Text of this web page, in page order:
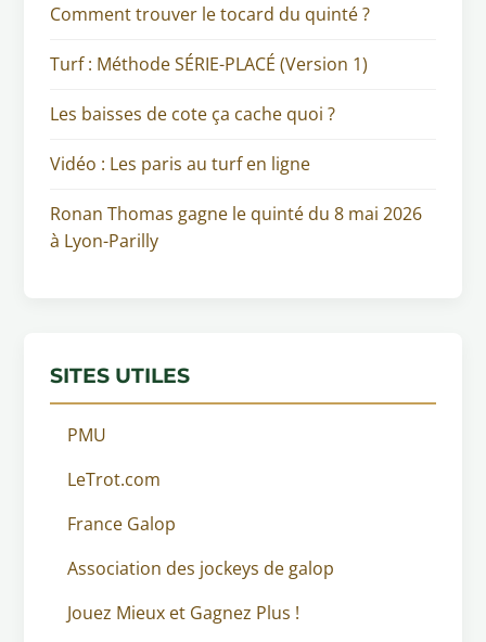
Comment trouver le tocard du quinté ?
Turf : Méthode SÉRIE-PLACÉ (Version 1)
Les baisses de cote ça cache quoi ?
Vidéo : Les paris au turf en ligne
Ronan Thomas gagne le quinté du 8 mai 2026
à Lyon-Parilly
SITES UTILES
PMU
LeTrot.com
France Galop
Association des jockeys de galop
Jouez Mieux et Gagnez Plus !